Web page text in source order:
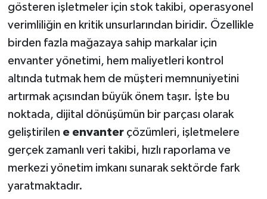
gösteren işletmeler için stok takibi, operasyonel
verimliliğin en kritik unsurlarından biridir. Özellikle
birden fazla mağazaya sahip markalar için
envanter yönetimi, hem maliyetleri kontrol
altında tutmak hem de müşteri memnuniyetini
artırmak açısından büyük önem taşır. İşte bu
noktada, dijital dönüşümün bir parçası olarak
geliştirilen e envanterçözümleri, işletmelere
gerçek zamanlı veri takibi, hızlı raporlama ve
merkezi yönetim imkanı sunarak sektörde fark
yaratmaktadır.